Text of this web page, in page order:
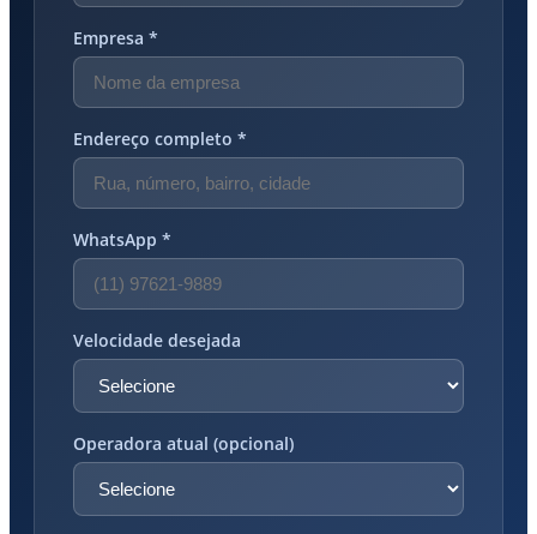
Empresa *
Endereço completo *
WhatsApp *
Velocidade desejada
Operadora atual (opcional)